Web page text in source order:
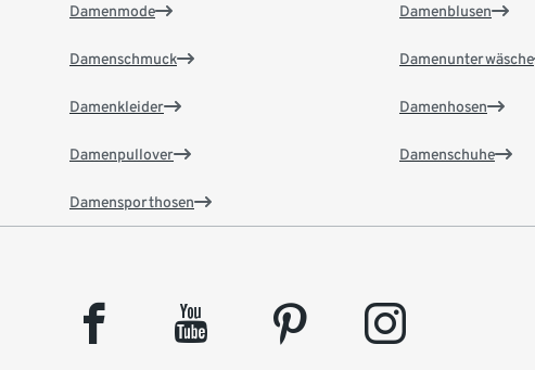
Damenmode
Damenschmuck
Damenkleider
Damenpullover
Damensporthosen
Damenblusen
Damenunterwäsche
Damenhosen
Damenschuhe
facebook youtube pinterest instagram